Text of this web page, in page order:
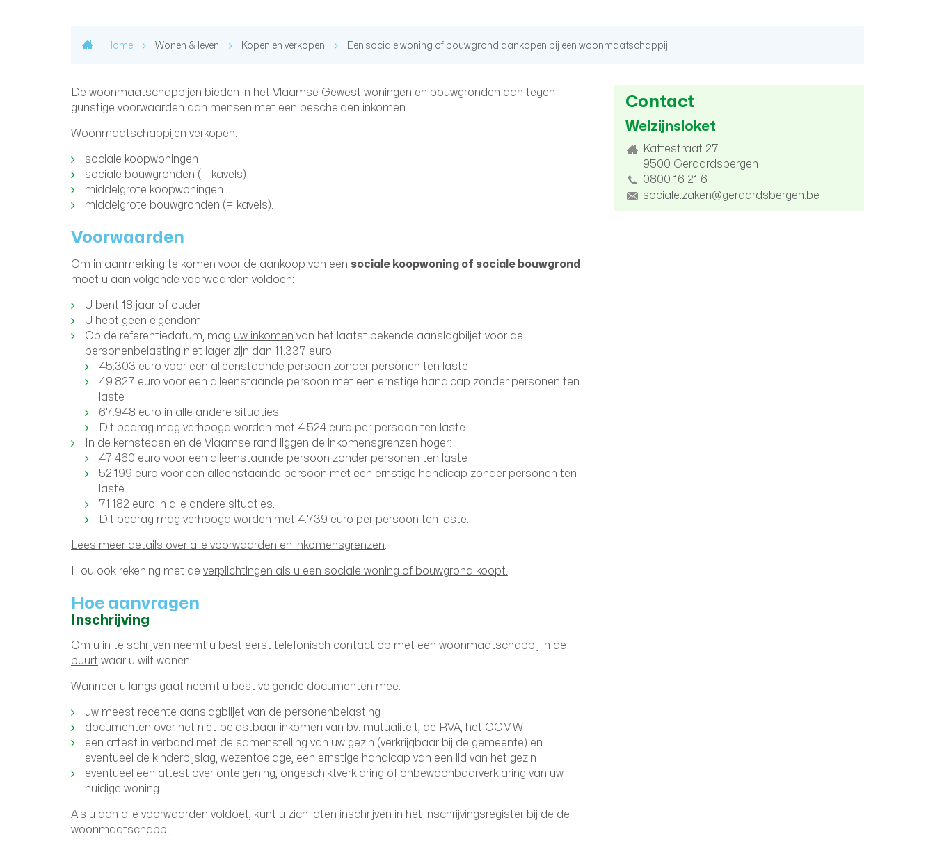
Home Wonen & leven Kopen en verkopen Een sociale woning of bouwgrond aankopen bij een woonmaatschappij
De woonmaatschappijen bieden in het Vlaamse Gewest woningen en bouwgronden aan tegen
gunstige voorwaarden aan mensen met een bescheiden inkomen.
Woonmaatschappijen verkopen:
sociale koopwoningen
sociale bouwgronden (= kavels)
middelgrote koopwoningen
middelgrote bouwgronden (= kavels).
Voorwaarden
Om in aanmerking te komen voor de aankoop van een sociale koopwoning of sociale bouwgrond
moet u aan volgende voorwaarden voldoen:
U bent 18 jaar of ouder
U hebt geen eigendom
Op de referentiedatum, mag uw inkomen van het laatst bekende aanslagbiljet voor de
personenbelasting niet lager zijn dan 11.337 euro:
45.303 euro voor een alleenstaande persoon zonder personen ten laste
49.827 euro voor een alleenstaande persoon met een ernstige handicap zonder personen ten
laste
67.948 euro in alle andere situaties.
Dit bedrag mag verhoogd worden met 4.524 euro per persoon ten laste.
In de kernsteden en de Vlaamse rand liggen de inkomensgrenzen hoger:
47.460 euro voor een alleenstaande persoon zonder personen ten laste
52.199 euro voor een alleenstaande persoon met een ernstige handicap zonder personen ten
laste
71.182 euro in alle andere situaties.
Dit bedrag mag verhoogd worden met 4.739 euro per persoon ten laste.
Lees meer details over alle voorwaarden en inkomensgrenzen.
Hou ook rekening met de verplichtingen als u een sociale woning of bouwgrond koopt.
Hoe aanvragen
Inschrijving
Om u in te schrijven neemt u best eerst telefonisch contact op met een woonmaatschappij in de
buurt waar u wilt wonen.
Wanneer u langs gaat neemt u best volgende documenten mee:
uw meest recente aanslagbiljet van de personenbelasting
documenten over het niet-belastbaar inkomen van bv. mutualiteit, de RVA, het OCMW
een attest in verband met de samenstelling van uw gezin (verkrijgbaar bij de gemeente) en
eventueel de kinderbijslag, wezentoelage, een ernstige handicap van een lid van het gezin
eventueel een attest over onteigening, ongeschiktverklaring of onbewoonbaarverklaring van uw
huidige woning.
Als u aan alle voorwaarden voldoet, kunt u zich laten inschrijven in het inschrijvingsregister bij de de
woonmaatschappij.
Contact
Welzijnsloket
AdresKattestraat 27
9500 Geraardsbergen
tel. 0800 16 21 6
E- sociale.zaken@geraardsbergen.be